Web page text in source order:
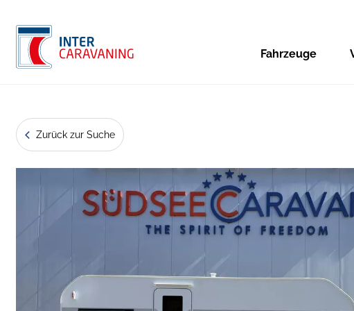
Fahrzeuge
Zurück zur Suche